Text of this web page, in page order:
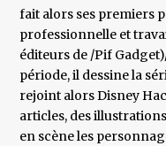
fait alors ses premiers
professionnelle et
éditeurs de /Pif
période, il dessine la
rejoint alors Disney
articles, des
en scène les